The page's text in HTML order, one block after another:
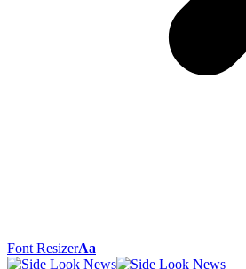
Font ResizerAa